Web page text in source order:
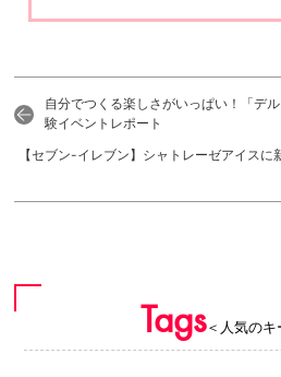
自分でつくる楽しさがいっぱい！「デ
験イベントレポート
【セブン-イレブン】シャトレーゼアイス
Tags＜人気のキ